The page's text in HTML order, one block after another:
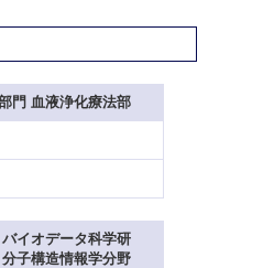
門 血液浄化療法部
イオデータ科学研
子構造情報学分野